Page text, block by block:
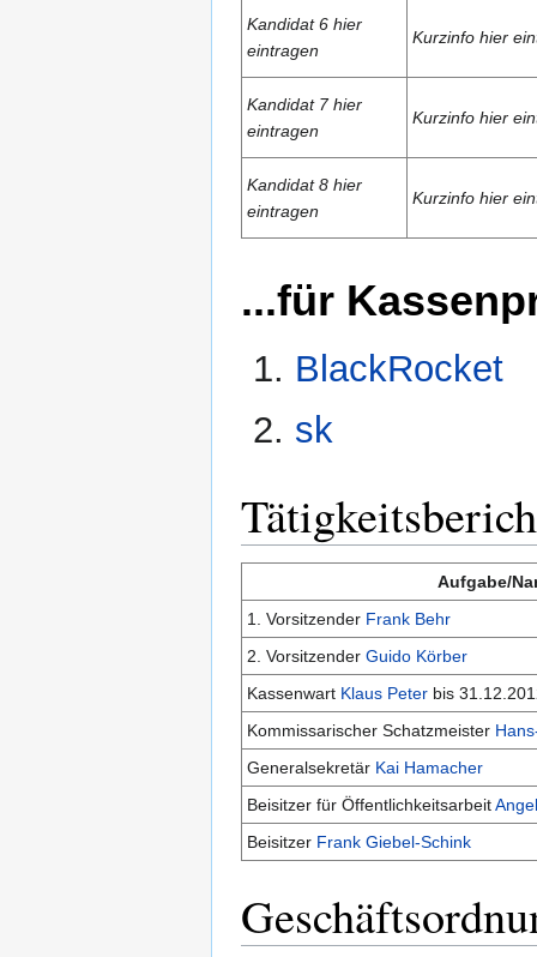
Kandidat 6 hier
eintragen
Kurzinfo hier
Kandidat 7 hier
eintragen
Kurzinfo hier
Kandidat 8 hier
eintragen
Kurzinfo hier
...für
BlackRocket
sk
Aufgabe/
1. Vorsitzender Frank Behr
2. Vorsitzender Guido Körber
Kassenwart Klaus Peter bis
Kommissarischer Schatzmeister
Generalsekretär Kai Hamacher
Beisitzer für Öffentlichkeitsarbeit
Beisitzer Frank Giebel-Schink